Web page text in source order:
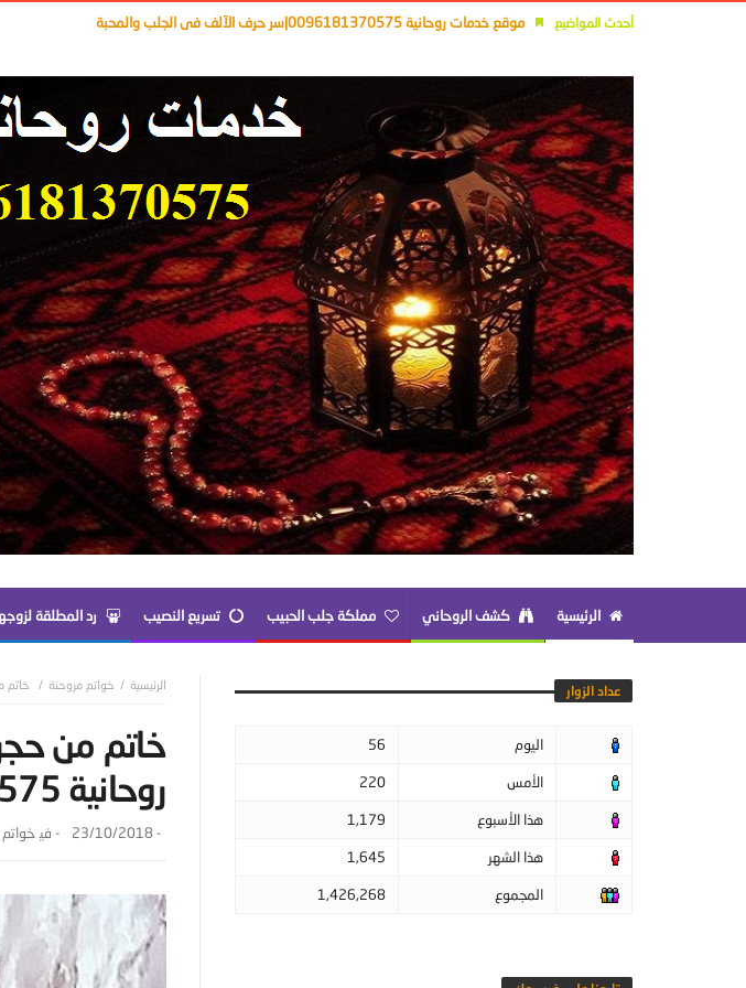
أحدث المواضيع موقع خدمات روحانية 0096181370575|سر حرف الآلف فى الجلب والمحبة
الرئيسية كشف الروحاني مملكة جلب الحبيب تسريع النصيب رد المطلقة
خواتم مروحنة خاتم
خاتم من
روحانية 0096181370575
-
23/10/2018 - ‎في
عداد الزوار
اليوم 56
الأمس 220
هذا الأسبوع 1,179
هذا الشهر 1,645
المجموع 1,426,268